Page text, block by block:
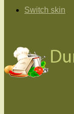
Switch skin